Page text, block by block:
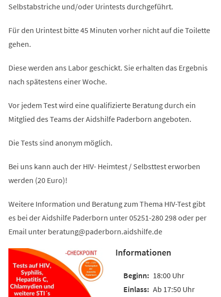
Selbstabstriche und/oder Urintests durchgeführt.
Für den Urintest bitte 45 Minuten vorher nicht auf die Toilette
gehen.
Diese werden ans Labor geschickt. Sie erhalten das Ergebnis
nach spätestens einer Woche.
Vor jedem Test wird eine qualifizierte Beratung durch ein
Mitglied des Teams der Aidshilfe Paderborn angeboten.
Die Tests sind anonym möglich.
Bei uns kann auch der HIV- Heimtest / Selbsttest erworben
werden (20 Euro)!
Weitere Information und Beratung zum Thema HIV-Test gibt
es bei der Aidshilfe Paderborn unter 05251-280 298 oder per
Email unter beratung paderborn.aidshilfe de
Informationen
18:00 Uhr
Ab 17:50 Uhr